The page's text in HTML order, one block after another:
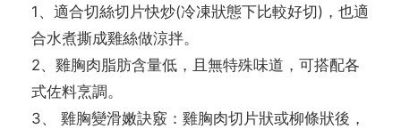
1、適合切絲切片快炒(冷凍狀態下比較好切)，也適
合水煮撕成雞絲做涼拌。
2、雞胸肉脂肪含量低，且無特殊味道，可搭配各
式佐料烹調。
3、 雞胸變滑嫩訣竅：雞胸肉切片狀或柳條狀後，